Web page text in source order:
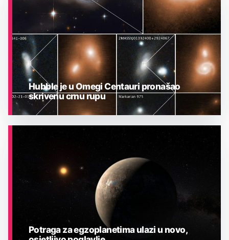
Hubble je u Omegi Centauri pronašao
skrivenu crnu rupu
Potraga za egzoplanetima ulazi u novo,